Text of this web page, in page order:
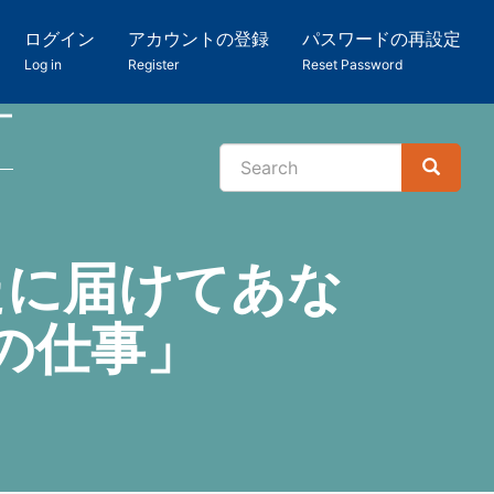
ログイン
Log in
アカウントの登録
Register
パスワードの再設定
Reset Password
検
Search
Search
届けてあな
事」